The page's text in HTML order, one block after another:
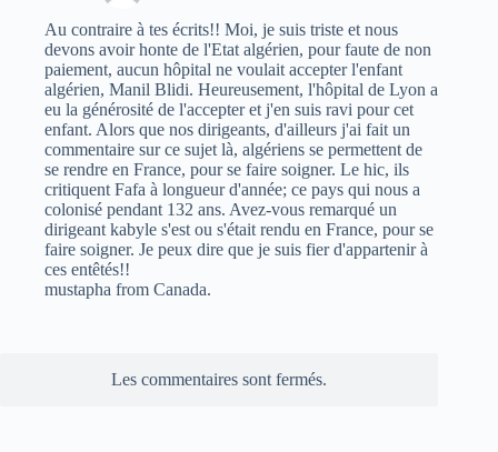
Au contraire à tes écrits!! Moi, je suis triste et nous
devons avoir honte de l'Etat algérien, pour faute de non
paiement, aucun hôpital ne voulait accepter l'enfant
algérien, Manil Blidi. Heureusement, l'hôpital de Lyon a
eu la générosité de l'accepter et j'en suis ravi pour cet
enfant. Alors que nos dirigeants, d'ailleurs j'ai fait un
commentaire sur ce sujet là, algériens se permettent de
se rendre en France, pour se faire soigner. Le hic, ils
critiquent Fafa à longueur d'année; ce pays qui nous a
colonisé pendant 132 ans. Avez-vous remarqué un
dirigeant kabyle s'est ou s'était rendu en France, pour se
faire soigner. Je peux dire que je suis fier d'appartenir à
ces entêtés!!
mustapha from Canada.
Les commentaires sont fermés.